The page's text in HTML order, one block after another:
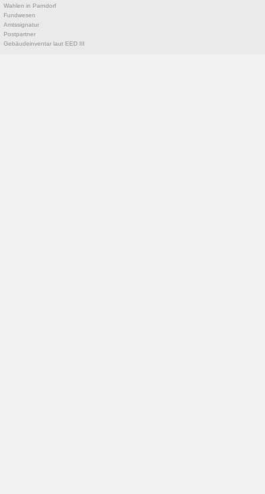
Wahlen in Parndorf
Fundwesen
Amtssignatur
Postpartner
Gebäudeinventar laut EED III